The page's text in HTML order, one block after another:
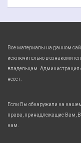
Все материалы на данном
исключительно в
владельцам. Администрация
несет.
Если Вы обнаружили на
права, принадлежащие Вам,
нам.